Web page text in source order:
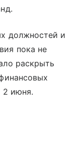
должностей и
пока не
раскрыть
2 июня.